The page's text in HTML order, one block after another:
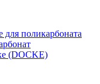
поликарбоната
(DOCKE)